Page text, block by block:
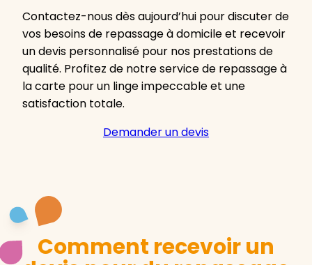
Contactez-nous dès aujourd’hui pour discuter de
vos besoins de repassage à domicile et recevoir
un devis personnalisé pour nos prestations de
qualité. Profitez de notre service de repassage à
la carte pour un linge impeccable et une
satisfaction totale.
Demander un devis
Comment recevoir un